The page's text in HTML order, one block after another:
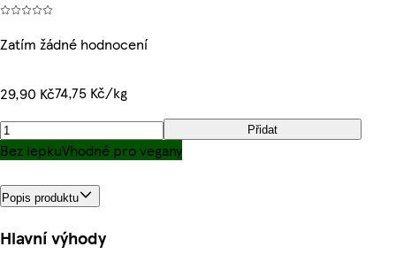
Zatím žádné hodnocení
29,90 Kč74,75 Kč/kg
Přidat
Bez lepkuVhodné pro vegany
Popis produktu
Hlavní výhody